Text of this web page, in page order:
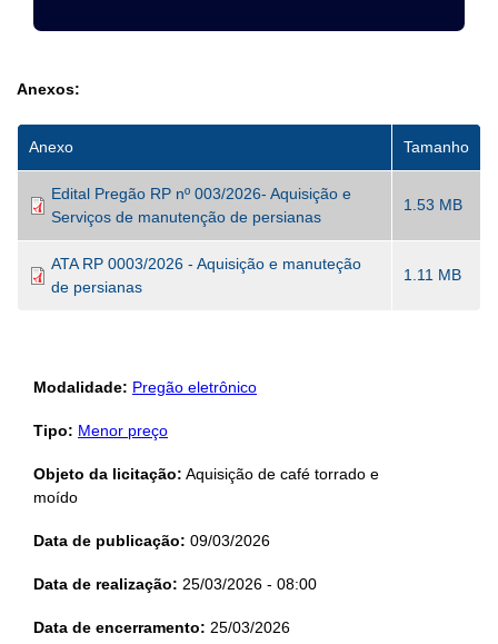
Anexos:
Anexo Tamanho
Edital Pregão RP nº 003/2026- Aquisição e
Serviços de manutenção de persianas
1.53 MB
ATA RP 0003/2026 - Aquisição e manuteção
de persianas
1.11 MB
Modalidade: Pregão eletrônico
Tipo: Menor preço
Objeto da licitação: Aquisição de café torrado e
moído
Data de publicação: 09/03/2026
Data de realização: 25/03/2026 - 08:00
Data de encerramento: 25/03/2026